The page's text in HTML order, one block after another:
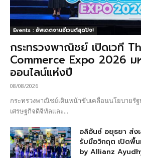
Events : อัพเดตงานอีเวนต์สุดปัง!
กระทรวงพาณิชย์ เปิดเวที
Commerce Expo 2026 ม
ออนไลน์แห่งปี
08/08/2026
กระทรวงพาณิชย์เดินหน้าขับเคลื่อนนโยบายรั
เศรษฐกิจดิจิทัลและ...
อลิอันซ์ อยุธยา ส่ง
รับมือวิกฤต เปิดพื้
by Allianz